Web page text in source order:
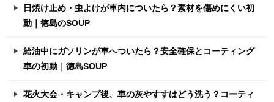
日焼け止め・虫よけが車内についたら？素材を傷めにくい初
動｜徳島のSOUP
給油中にガソリンが車へついたら？安全確保とコーティング
車の初動｜徳島SOUP
花火大会・キャンプ後、車の灰やすすはどう洗う？コーティ